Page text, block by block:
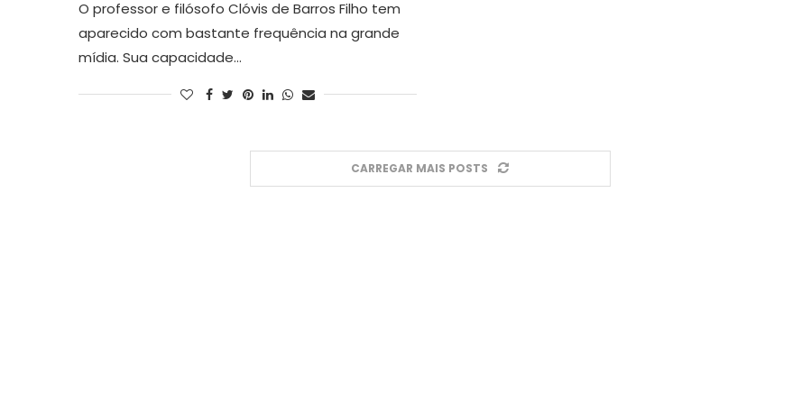
O professor e filósofo Clóvis de Barros Filho tem
aparecido com bastante frequência na grande
mídia. Sua capacidade…
CARREGAR MAIS POSTS